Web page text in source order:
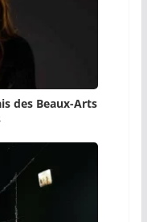
des Beaux-Arts